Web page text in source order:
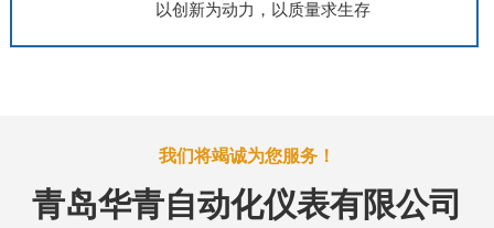
以创新为动力，以质量求生存
我们将竭诚为您服务！
青岛华青自动化仪表有限公司